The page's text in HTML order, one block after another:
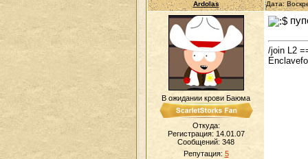
Ardolas Дата:
В ожидании крови Баюма
Откуда:
Регистрация: 14.01.07
Сообщений: 348
Репутация: 5
/join L2